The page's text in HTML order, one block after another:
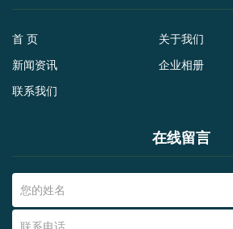
首 页 关于我们
新闻资讯
企业相册
联系我们
在线留言